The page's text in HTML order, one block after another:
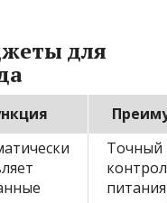
для
Точный
питания